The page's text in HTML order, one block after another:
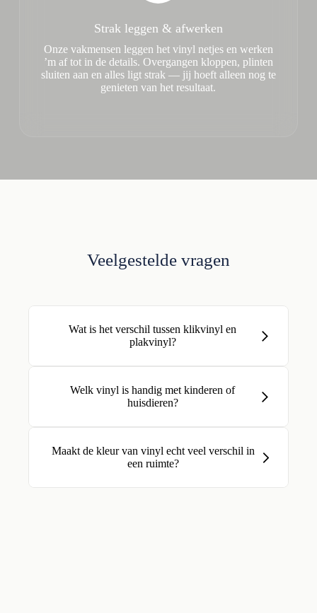
Strak leggen & afwerken
Onze vakmensen leggen het vinyl netjes en werken
’m af tot in de details. Overgangen kloppen, plinten
sluiten aan en alles ligt strak — jij hoeft alleen nog te
genieten van het resultaat.
Veelgestelde vragen
Wat is het verschil tussen klikvinyl en
plakvinyl?
Welk vinyl is handig met kinderen of
huisdieren?
Maakt de kleur van vinyl echt veel verschil in
een ruimte?